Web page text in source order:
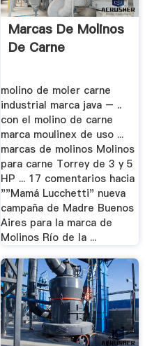
Marcas De Molinos
De Carne
molino de moler carne
industrial marca java – ..
con el molino de carne
marca moulinex de uso ...
marcas de molinos Molinos
para carne Torrey de 3 y 5
HP ... 17 comentarios hacia
""Mamá Lucchetti" nueva
campaña de Madre Buenos
Aires para la marca de
Molinos Río de la ...